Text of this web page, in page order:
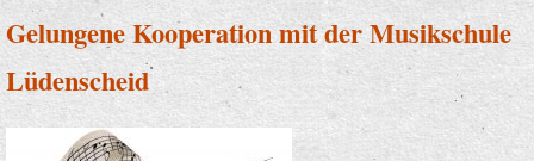
Gelungene Kooperation mit der Musikschule
Lüdenscheid